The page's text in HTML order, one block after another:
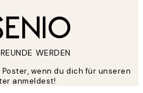
WERDEN
wenn du dich für unseren
anmeldest!